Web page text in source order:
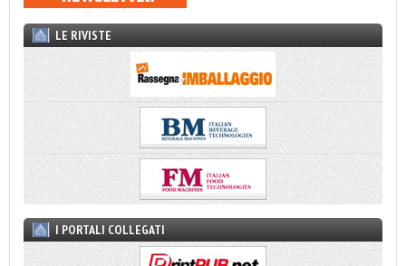
LE RIVISTE
I PORTALI COLLEGATI